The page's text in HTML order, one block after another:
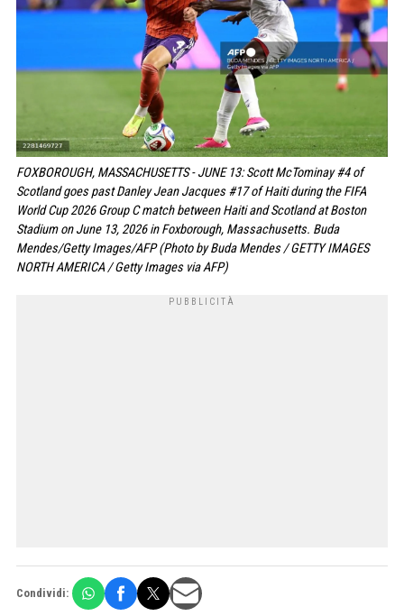
FOXBOROUGH, MASSACHUSETTS - JUNE 13: Scott McTominay #4 of
Scotland goes past Danley Jean Jacques #17 of Haiti during the FIFA
World Cup 2026 Group C match between Haiti and Scotland at Boston
Stadium on June 13, 2026 in Foxborough, Massachusetts. Buda
Mendes/Getty Images/AFP (Photo by Buda Mendes / GETTY IMAGES
NORTH AMERICA / Getty Images via AFP)
Condividi: